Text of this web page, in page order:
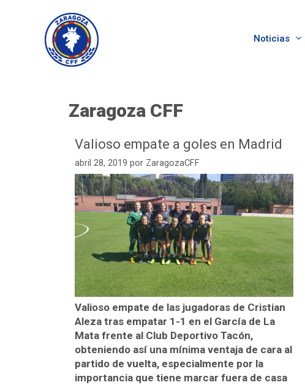
Noticias
Zaragoza CFF
Valioso empate a goles en Madrid
abril 28, 2019 por ZaragozaCFF
Valioso empate de las jugadoras de Cristian
Aleza tras empatar 1-1 en el García de La
Mata frente al Club Deportivo Tacón,
obteniendo así una mínima ventaja de cara al
partido de vuelta, especialmente por la
importancia que tiene marcar fuera de casa